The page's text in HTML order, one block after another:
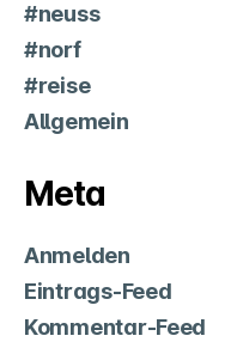
#neuss
#norf
#reise
Allgemein
Meta
Anmelden
Eintrags-Feed
Kommentar-Feed